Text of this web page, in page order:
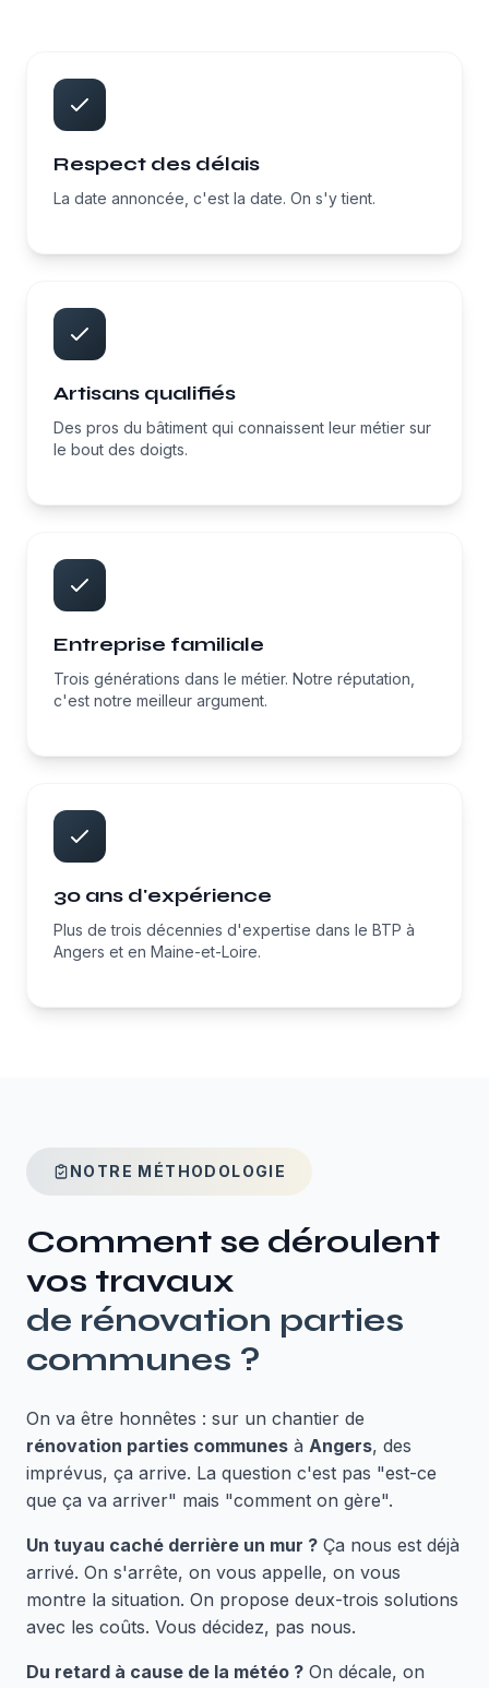
Respect des délais
La date annoncée, c'est la date. On s'y tient.
Artisans qualifiés
Des pros du bâtiment qui connaissent leur métier sur
le bout des doigts.
Entreprise familiale
Trois générations dans le métier. Notre réputation,
c'est notre meilleur argument.
30 ans d'expérience
Plus de trois décennies d'expertise dans le BTP à
Angers et en Maine-et-Loire.
NOTRE MÉTHODOLOGIE
Comment se déroulent
vos travaux
de rénovation parties
communes ?
On va être honnêtes : sur un chantier de
rénovation parties communes à Angers, des
imprévus, ça arrive. La question c'est pas "est-ce
que ça va arriver" mais "comment on gère".
Un tuyau caché derrière un mur ? Ça nous est déjà
arrivé. On s'arrête, on vous appelle, on vous
montre la situation. On propose deux-trois solutions
avec les coûts. Vous décidez, pas nous.
Du retard à cause de la météo ? On décale, on